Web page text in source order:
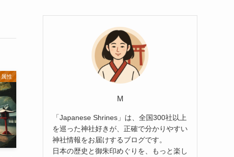
属性
M
「Japanese Shrines」は、全国300社以上
を巡った神社好きが、正確で分かりやすい
神社情報をお届けするブログです。
日本の歴史と御朱印めぐりを、もっと楽し